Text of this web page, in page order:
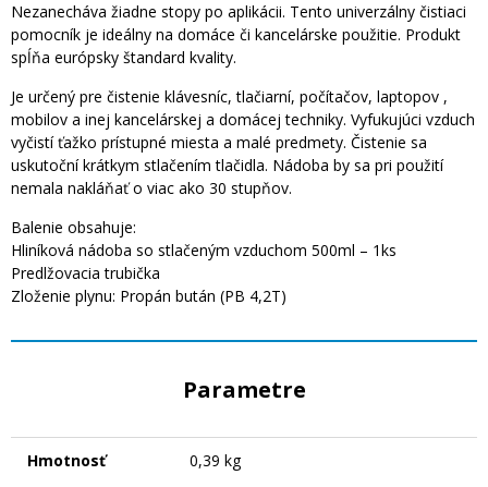
Nezanecháva žiadne stopy po aplikácii. Tento univerzálny čistiaci
pomocník je ideálny na domáce či kancelárske použitie. Produkt
spĺňa európsky štandard kvality.
Je určený pre čistenie klávesníc, tlačiarní, počítačov, laptopov ,
mobilov a inej kancelárskej a domácej techniky. Vyfukujúci vzduch
vyčistí ťažko prístupné miesta a malé predmety. Čistenie sa
uskutoční krátkym stlačením tlačidla. Nádoba by sa pri použití
nemala nakláňať o viac ako 30 stupňov.
Balenie obsahuje:
Hliníková nádoba so stlačeným vzduchom 500ml – 1ks
Predlžovacia trubička
Zloženie plynu: Propán bután (PB 4,2T)
Parametre
Hmotnosť 0,39 kg